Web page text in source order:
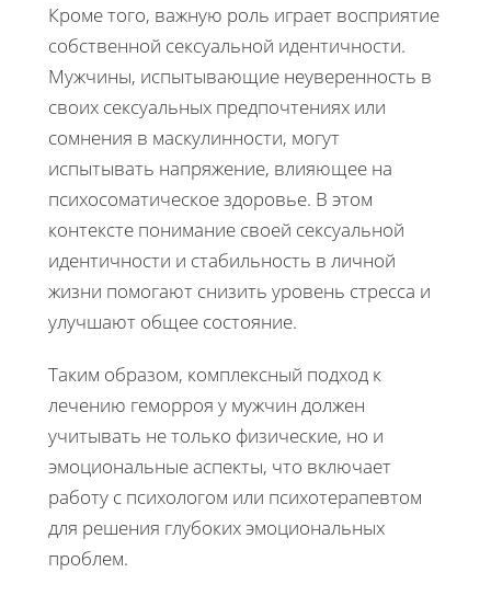
Кроме того, важную роль играет восприятие
собственной сексуальной идентичности.
Мужчины, испытывающие неуверенность в
своих сексуальных предпочтениях или
сомнения в маскулинности, могут
испытывать напряжение, влияющее на
психосоматическое здоровье. В этом
контексте понимание своей сексуальной
идентичности и стабильность в личной
жизни помогают снизить уровень стресса и
улучшают общее состояние.
Таким образом, комплексный подход к
лечению геморроя у мужчин должен
учитывать не только физические, но и
эмоциональные аспекты, что включает
работу с психологом или психотерапевтом
для решения глубоких эмоциональных
проблем.